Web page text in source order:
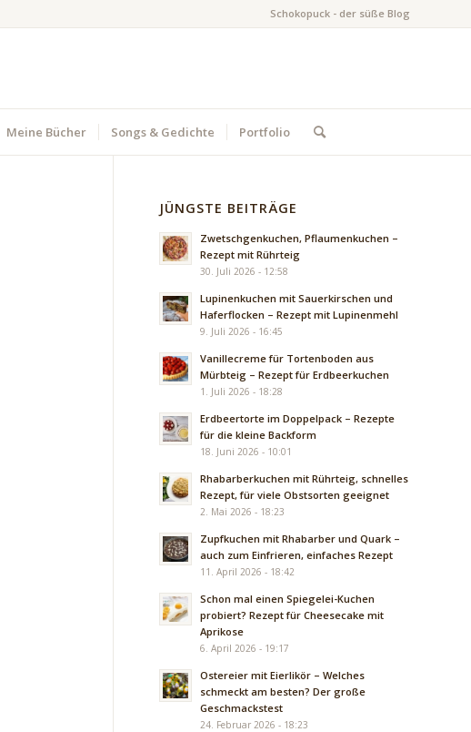
Schokopuck - der süße Blog
Meine Bücher Songs & Gedichte Portfolio
JÜNGSTE BEITRÄGE
Zwetschgenkuchen, Pflaumenkuchen –
Rezept mit Rührteig
30. Juli 2026 - 12:58
Lupinenkuchen mit Sauerkirschen und
Haferflocken – Rezept mit Lupinenmehl
9. Juli 2026 - 16:45
Vanillecreme für Tortenboden aus
Mürbteig – Rezept für Erdbeerkuchen
1. Juli 2026 - 18:28
Erdbeertorte im Doppelpack – Rezepte
für die kleine Backform
18. Juni 2026 - 10:01
Rhabarberkuchen mit Rührteig, schnelles
Rezept, für viele Obstsorten geeignet
2. Mai 2026 - 18:23
Zupfkuchen mit Rhabarber und Quark –
auch zum Einfrieren, einfaches Rezept
11. April 2026 - 18:42
Schon mal einen Spiegelei-Kuchen
probiert? Rezept für Cheesecake mit
Aprikose
6. April 2026 - 19:17
Ostereier mit Eierlikör – Welches
schmeckt am besten? Der große
Geschmackstest
24. Februar 2026 - 18:23